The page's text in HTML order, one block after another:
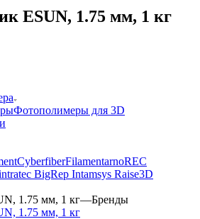
ESUN, 1.75 мм, 1 кг
Фотополимеры для 3D
CyberfiberFilamentarnoREC
BigRep Intamsys Raise3D
1.75 мм, 1 кг—Бренды